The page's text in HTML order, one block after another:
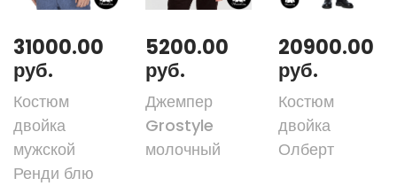
31000.00
руб.
Костюм
двойка
мужской
Ренди блю
5200.00
руб.
Джемпер
Grostyle
молочный
20900.00
руб.
Костюм
двойка
Олберт